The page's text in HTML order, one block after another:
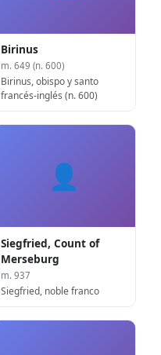
Birinus
m. 649 (n. 600)
Birinus, obispo y santo
francés-inglés (n. 600)
👤
Siegfried, Count of
Merseburg
m. 937
Siegfried, noble franco